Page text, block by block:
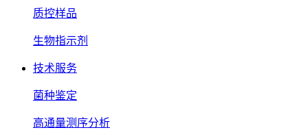
质控样品
生物指示剂
技术服务
菌种鉴定
高通量测序分析